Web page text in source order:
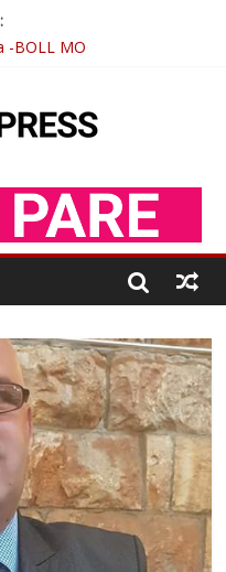
-BOLL MO
me mirenjohje nga
Fushë Kosovë
Mimoza Gjoni